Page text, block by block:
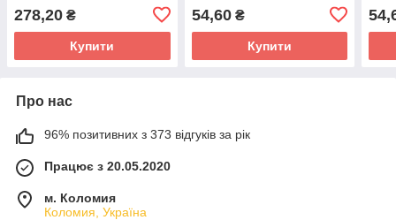
278,20 ₴
Купити
54,60₴
Купити
Про нас
96% позитивних з 373 відгуків за рік
Працює з 20.05.2020
м. Коломия
Коломия, Україна